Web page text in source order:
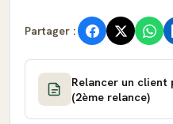
Partager :
Relancer un client
(2ème relance)